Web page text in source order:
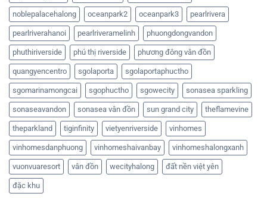
noblepalacehalong oceanpark2 oceanpark3 pearlrivera
pearlriverahanoi pearlriveramelinh phuongdongvandon
phuthiriverside phú thị riverside phương đông vân đồn
quangyencentro sgolaporta sgolaportaphuctho
sgomarinamongcai sgophuctho sgowecity sonasea sparkling
sonaseavandon sonasea vân đồn sun grand city theflamevine
theparkland tiginfinity vietyenriverside vinhomes
vinhomesdanphuong vinhomeshaivanbay vinhomeshalongxanh
vuonvuaresort vân đồn wecityhalong đất nền việt yên
đặc khu